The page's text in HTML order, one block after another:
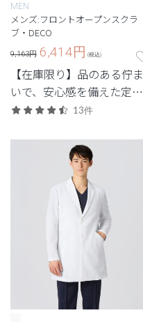
MEN
メンズ:フロントオープンスクラ
ブ・DECO
9,163円 6,414円 (税込)
【在庫限り】品のある佇ま
いで、安心感を備えた定番
シリーズ。
13件